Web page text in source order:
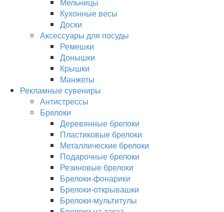
Кухонные весы
Доски
Аксессуары для посуды
Ремешки
Донышки
Крышки
Манжеты
Рекламные сувениры
Антистрессы
Брелоки
Деревянные брелоки
Пластиковые брелоки
Металлические брелоки
Подарочные брелоки
Резиновые брелоки
Брелоки-фонарики
Брелоки-открывашки
Брелоки-мультитулы